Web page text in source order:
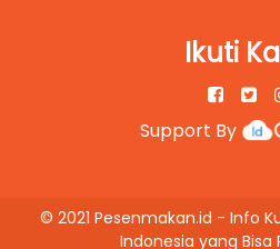
Ikuti
Support By
© 2021 Pesenmakan.id - Info
Indonesia yang Bisa